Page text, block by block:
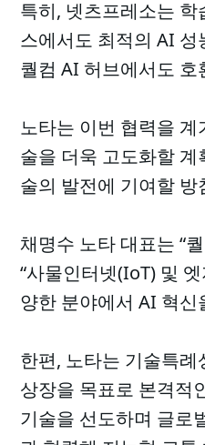
특히, 넷츠프레소는
스에서도 최적의 AI
퀄컴 AI 허브에서도
노타는 이번 협력을
술을 더욱 고도화할
술의 발전에 기여할 방
채명수 노타 대표는 “
“사물인터넷(IoT) 및
양한 분야에서 AI 혁신
한편, 노타는 기술특례
상장을 목표로 본격적
기술을 선도하며 글로